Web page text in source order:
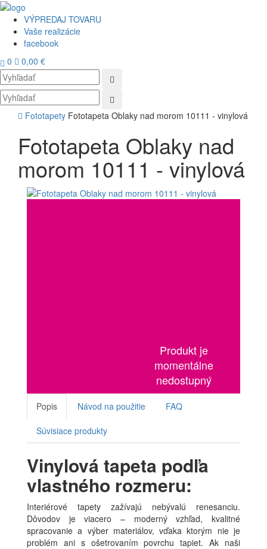
VÝPREDAJ TOVARU
Vaše realizácie
facebook
0 0,00 €
Fototapety Fototapeta Oblaky nad morom 10111 - vinylová
Fototapeta Oblaky nad
morom 10111 - vinylová
Produkt je
momentálne
nedostupný
Popis Návod na použitie FAQ
Súvisiace produkty
Vinylová tapeta podľa
vlastného rozmeru:
Interiérové tapety zažívajú nebývalú renesanciu.
Dôvodov je viacero – moderný vzhľad, kvalitné
spracovanie a výber materiálov, vďaka ktorým nie je
problém ani s ošetrovaním povrchu tapiet. Ak naši